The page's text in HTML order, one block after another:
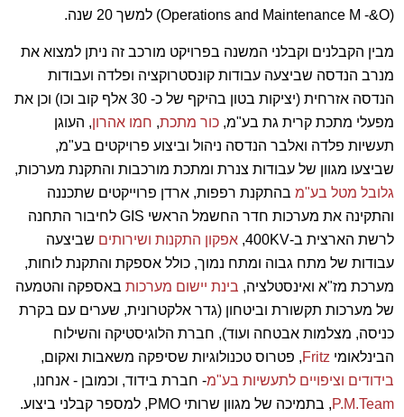
(Operations and Maintenance M -&O) למשך 20 שנה.
מבין הקבלנים וקבלני המשנה בפרויקט מורכב זה ניתן למצוא את
מנרב הנדסה שביצעה עבודות קונסטרוקציה ופלדה ועבודות
הנדסה אזרחית (יציקות בטון בהיקף של כ- 30 אלף קוב וכו) וכן את
מפעלי מתכת קרית גת בע"מ,כור מתכת, חמו אהרון, העוגן
תעשיות פלדה ואלבר הנדסה ניהול וביצוע פרויקטים בע"מ,
שביצעו מגוון של עבודות צנרת ומתכת מורכבות והתקנת מערכות,
גלובל מטל בע"מ בהתקנת רפפות, ארדן פרוייקטים שתכננה
והתקינה את מערכות חדר החשמל הראשי GIS לחיבור התחנה
לרשת הארצית ב-400KV,
אפקון התקנות ושירותים שביצעה
עבודות של מתח גבוה ומתח נמוך, כולל אספקת והתקנת לוחות,
מערכת מז"א ואינסטלציה, בינת יישום מערכות באספקה והטמעה
של מערכות תקשורת וביטחון (גדר אלקטרונית, שערים עם בקרת
כניסה, מצלמות אבטחה ועוד), חברת הלוגיסטיקה והשילוח
הבינלאומי Fritz, פטרוס טכנולוגיות שסיפקה משאבות ואקום,
בידודים וציפויים לתעשיות בע"מ- חברת בידוד, וכמובן - אנחנו,
P.M.Team, בתמיכה של מגוון שרותי PMO, למספר קבלני ביצוע.